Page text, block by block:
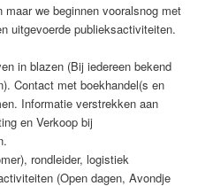
we beginnen vooralsnog met
uitgevoerde publieksactiviteiten.
in blazen (Bij iedereen bekend
Contact met boekhandel(s en
Informatie verstrekken aan
en Verkoop bij
rondleider, logistiek
(Open dagen, Avondje